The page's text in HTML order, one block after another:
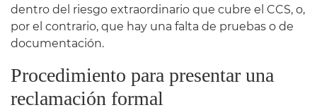
dentro del riesgo extraordinario que cubre el CCS, o,
por el contrario, que hay una falta de pruebas o de
documentación.
Procedimiento para presentar una
reclamación formal